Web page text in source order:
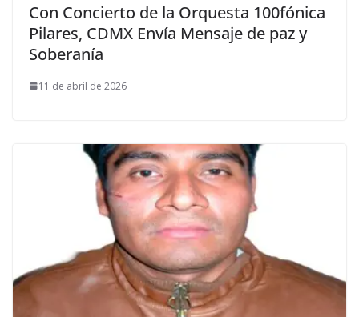
Con Concierto de la Orquesta 100fónica
Pilares, CDMX Envía Mensaje de paz y
Soberanía
11 de abril de 2026